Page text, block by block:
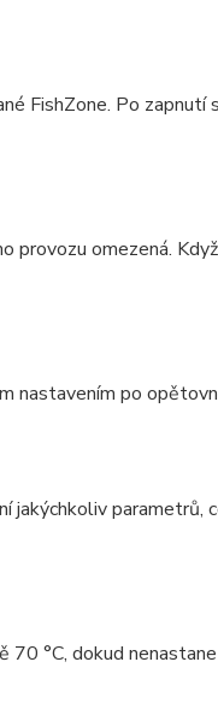
FishZone. Po
omezená.
nastavením po
jakýchkoliv parametrů,
°C, dokud